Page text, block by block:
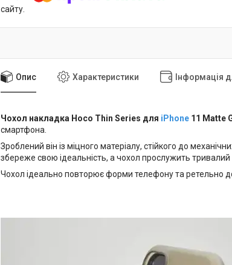
сайту.
Опис Характеристики Інформація
Чохол накладка Hoco Thin Series для iPhone 11 Matte
смартфона.
Зроблений він із міцного матеріалу, стійкого до
збереже свою ідеальність, а чохол прослужить тривалий
Чохол ідеально повторює форми телефону та ретельно